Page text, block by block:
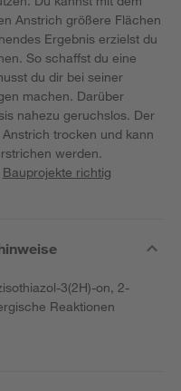
Anstrich größere Flächen
Ergebnis erzielst du
So schaffst du eine
du dir bei seiner
machen. Darüber
nahezu geruchslos. Der
trocken und kann
werden.
Bauprojekte richtig
3(2H)-on, 2-
Reaktionen